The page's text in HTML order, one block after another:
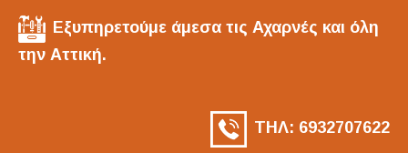
Εξυπηρετούμε άμεσα τις Αχαρνές και όλη
την Αττική.
ΤΗΛ: 6932707622